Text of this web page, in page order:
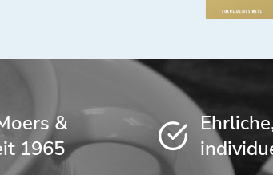
&
1965